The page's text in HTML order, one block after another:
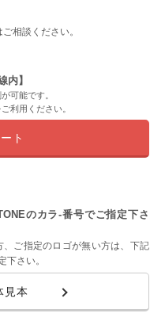
相談ください。
内】
可能です。
利用ください。
ト
のカラ-番号でご指定下さ
ご指定のロゴが無い方は、下記
下さい。
見本